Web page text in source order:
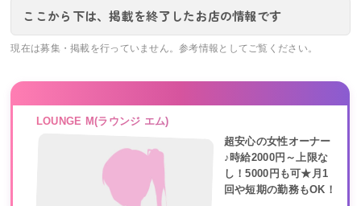
ここから下は、掲載を終了したお店の情報です
現在は募集・掲載を行っていません。参考情報としてご覧ください。
LOUNGE M(ラウンジ エム)
超安心の女性オーナー
♪時給2000円～上限な
し！5000円も可★月1
回や短期の勤務もOK！